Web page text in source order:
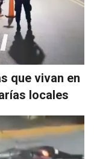
que vivan en
locales